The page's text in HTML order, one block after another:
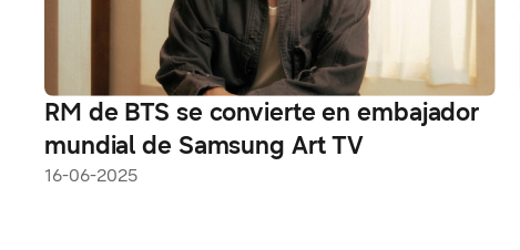
RM de BTS se convierte en embajador
mundial de Samsung Art TV
16-06-2025